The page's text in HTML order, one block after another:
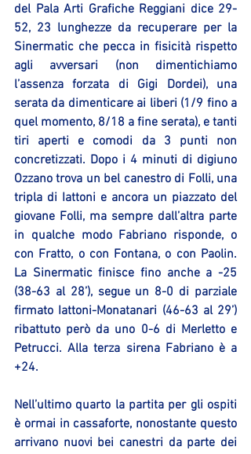
del Pala Arti Grafiche Reggiani dice 29-
52, 23 lunghezze da recuperare per la
Sinermatic che pecca in fisicità rispetto
agli avversari (non dimentichiamo
l’assenza forzata di Gigi Dordei), una
serata da dimenticare ai liberi (1/9 fino a
quel momento, 8/18 a fine serata), e tanti
tiri aperti e comodi da 3 punti non
concretizzati. Dopo i 4 minuti di digiuno
Ozzano trova un bel canestro di Folli, una
tripla di Iattoni e ancora un piazzato del
giovane Folli, ma sempre dall’altra parte
in qualche modo Fabriano risponde, o
con Fratto, o con Fontana, o con Paolin.
La Sinermatic finisce fino anche a -25
(38-63 al 28’), segue un 8-0 di parziale
firmato Iattoni-Monatanari (46-63 al 29’)
ribattuto però da uno 0-6 di Merletto e
Petrucci. Alla terza sirena Fabriano è a
+24.
Nell’ultimo quarto la partita per gli ospiti
è ormai in cassaforte, nonostante questo
arrivano nuovi bei canestri da parte dei